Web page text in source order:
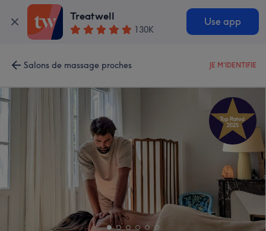
Treatwell
130K
Use app
Salons de massage proches JE M'IDENTIFIE